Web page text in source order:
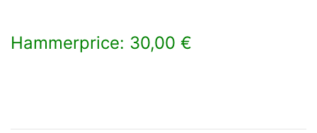
Hammerprice: 30,00 €